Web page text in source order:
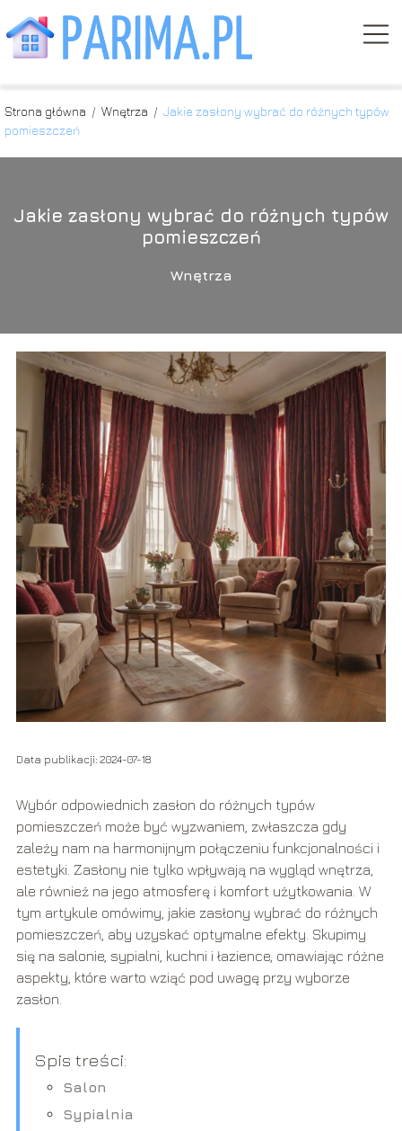
Strona główna / Wnętrza / Jakie zasłony wybrać do różnych typów
pomieszczeń
Jakie zasłony wybrać do różnych typów
pomieszczeń
Wnętrza
Data publikacji: 2024-07-18
Wybór odpowiednich zasłon do różnych typów
pomieszczeń może być wyzwaniem, zwłaszcza gdy
zależy nam na harmonijnym połączeniu funkcjonalności i
estetyki. Zasłony nie tylko wpływają na wygląd wnętrza,
ale również na jego atmosferę i komfort użytkowania. W
tym artykule omówimy, jakie zasłony wybrać do różnych
pomieszczeń, aby uzyskać optymalne efekty. Skupimy
się na salonie, sypialni, kuchni i łazience, omawiając różne
aspekty, które warto wziąć pod uwagę przy wyborze
zasłon.
Spis treści:
Salon
Sypialnia